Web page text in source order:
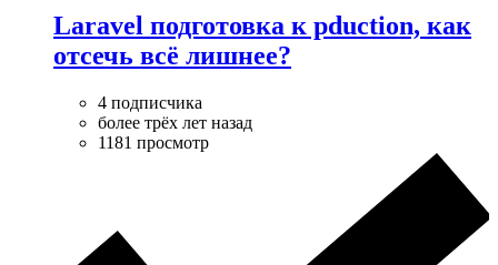
Laravel подготовка к pduction, как
отсечь всё лишнее?
4 подписчика
более трёх лет назад
1181 просмотр